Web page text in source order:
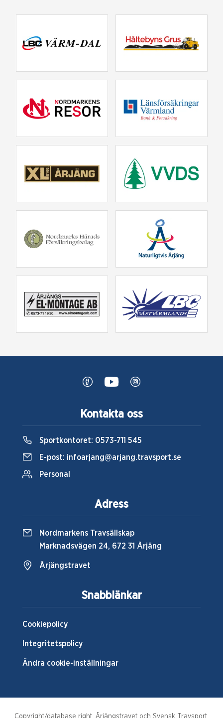
Snabblänkar
Cookiepolicy
Integritetspolicy
Ändra cookie-inställningar
Kontakta oss
Sportkontoret: 0573-711 545
E-post: infoarjang@arjang.travsport.se
Personal
Adress
Nordmarkens Travsällskap
Marknadsvägen 24, 672 31 Årjäng
Årjängstravet
Copyright/database right, Årjängstravet och Svensk Travsport.